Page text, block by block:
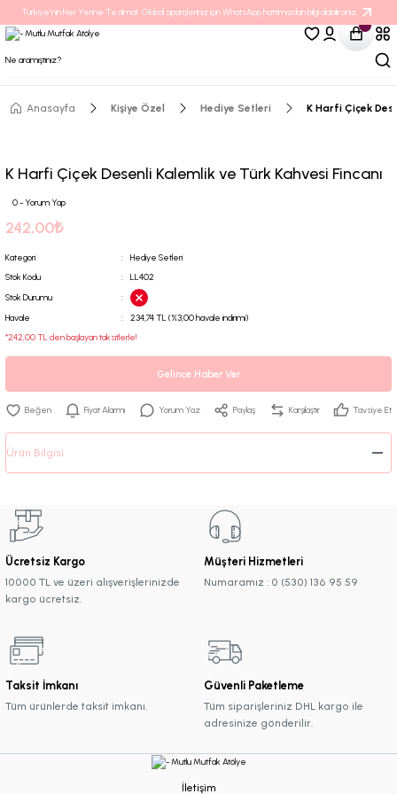
Türkiye’nin Her Yerine Teslimat. Global siparişleriniz için WhatsApp hattımızdan bilgi alabilirsiniz.
Anasayfa Kişiye Özel Hediye Setleri K Harfi Çiçek
K Harfi Çiçek Desenli Kalemlik ve Türk Kahvesi Fincanı
0 - Yorum Yap
242,00₺
Kategori
Hediye Setleri
Stok Kodu
LL402
Stok Durumu
Havale
234,74 TL (%3,00 havale indirimi)
*242,00 TL den başlayan taksitlerle!
Gelince Haber Ver
Fiyat Alarmı Yorum Yaz Paylaş Karşılaştır Tavsiye Et
Ürün Bilgisi
Ücretsiz Kargo
10000 TL ve üzeri alışverişlerinizde
kargo ücretsiz.
Müşteri Hizmetleri
Numaramız : 0 (530) 136 95 59
Taksit İmkanı
Tüm ürünlerde taksit imkanı.
Güvenli Paketleme
Tüm siparişleriniz DHL kargo ile
adresinize gönderilir.
İletişim